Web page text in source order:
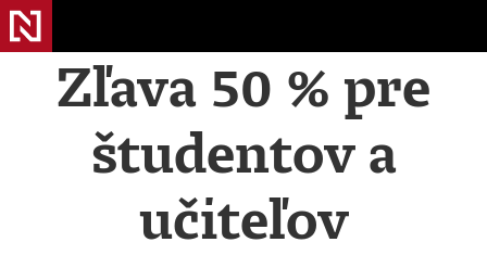
Zľava 50 % pre
študentov a
učiteľov